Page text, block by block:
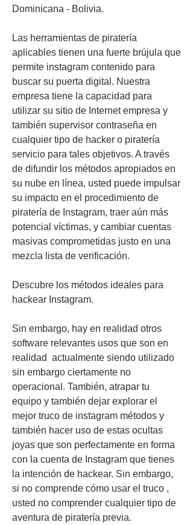
Dominicana - Bolivia.
Las herramientas de piratería
aplicables tienen una fuerte brújula que
permite instagram contenido para
buscar su puerta digital. Nuestra
empresa tiene la capacidad para
utilizar su sitio de Internet empresa y
también supervisor contraseña en
cualquier tipo de hacker o piratería
servicio para tales objetivos. A través
de difundir los métodos apropiados en
su nube en línea, usted puede impulsar
su impacto en el procedimiento de
piratería de Instagram, traer aún más
potencial víctimas, y cambiar cuentas
masivas comprometidas justo en una
mezcla lista de verificación.
Descubre los métodos ideales para
hackear Instagram.
Sin embargo, hay en realidad otros
software relevantes usos que son en
realidad  actualmente siendo utilizado
sin embargo ciertamente no
operacional. También, atrapar tu
equipo y también dejar explorar el
mejor truco de instagram métodos y
también hacer uso de estas ocultas
joyas que son perfectamente en forma
con la cuenta de Instagram que tienes
la intención de hackear. Sin embargo,
si no comprende cómo usar el truco ,
usted no comprender cualquier tipo de
aventura de piratería previa.